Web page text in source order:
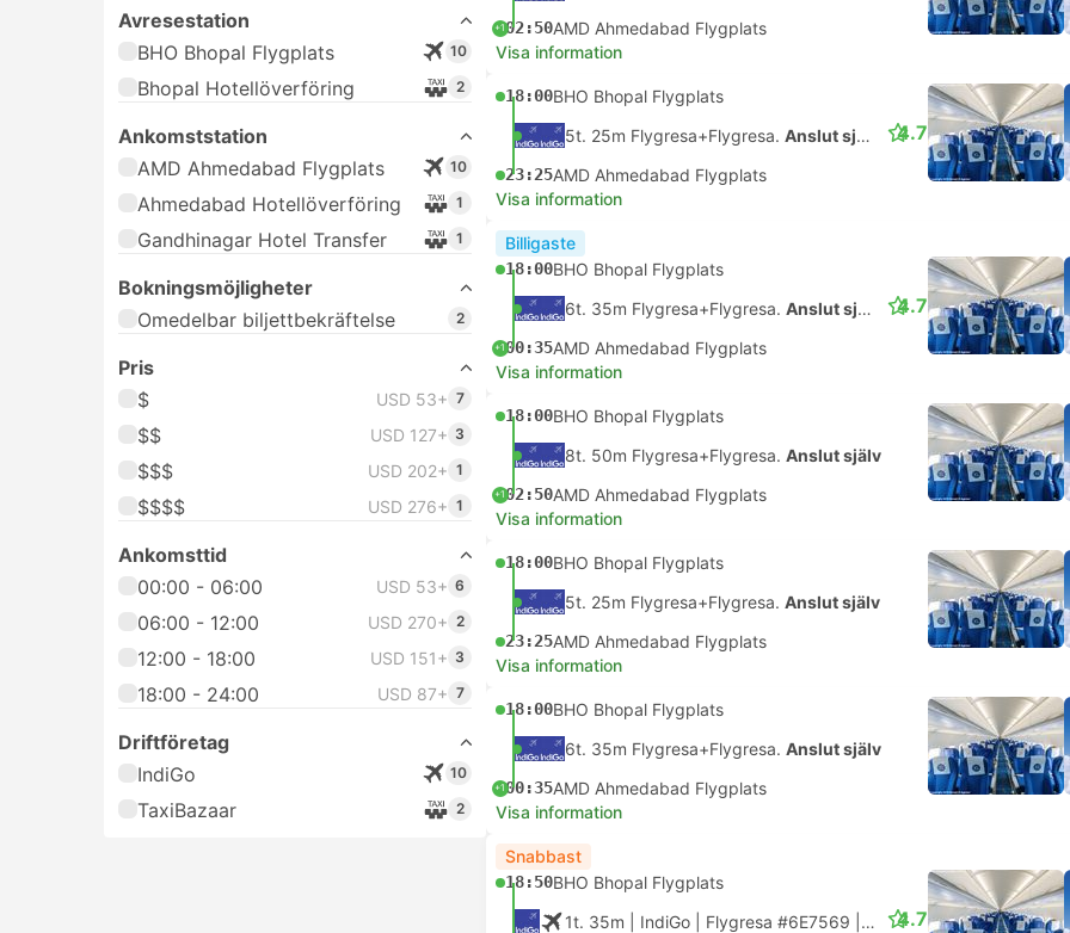
Avresestation
BHO Bhopal Flygplats
10
Bhopal Hotellöverföring 2
Ankomststation
AMD Ahmedabad Flygplats
10
Ahmedabad Hotellöverföring 1
Gandhinagar Hotel Transfer 1
Bokningsmöjligheter
Omedelbar biljettbekräftelse
2
Pris
$
USD 53+ 7
$$ USD 127+ 3
$$$ USD 202+ 1
$$$$ USD 276+ 1
Ankomsttid
00:00 - 06:00
USD 53+ 6
06:00 - 12:00 USD 270+ 2
12:00 - 18:00 USD 151+ 3
18:00 - 24:00 USD 87+ 7
Driftföretag
IndiGo
10
TaxiBazaar 2
+102:50AMD Ahmedabad Flygplats
Visa information
18:00BHO Bhopal Flygplats
5t. 25m Flygresa+Flygresa. Anslut själv
23:25AMD Ahmedabad Flygplats
4.7
Visa information
Billigaste
18:00BHO Bhopal Flygplats
6t. 35m Flygresa+Flygresa. Anslut själv
+100:35AMD Ahmedabad Flygplats
4.7
Visa information
18:00BHO Bhopal Flygplats
8t. 50m Flygresa+Flygresa. Anslut själv
+102:50AMD Ahmedabad Flygplats
Visa information
18:00BHO Bhopal Flygplats
5t. 25m Flygresa+Flygresa. Anslut själv
23:25AMD Ahmedabad Flygplats
Visa information
18:00BHO Bhopal Flygplats
6t. 35m Flygresa+Flygresa. Anslut själv
+100:35AMD Ahmedabad Flygplats
Visa information
Snabbast
18:50BHO Bhopal Flygplats
1t. 35m | IndiGo Flygresa #6E7569 Ekonomi
4.7